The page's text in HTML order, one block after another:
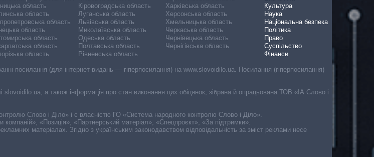
область
область
область
область
область
область
область
Кіровоградська область
Луганська область
Львівська область
Миколаївська область
Одеська область
Полтавська область
Рівненська область
Харківська область
Херсонська область
Хмельницька область
Черкаська область
Чернівецька область
Чернігівська область
Культура
Наука
Національна безпека
Політика
Право
Суспільство
Фінанси
посилання (для інтернет-видань — гіперпосилання) на www.slovoidilo.ua. Посилання (гіперпосилання)
slovoidilo.ua, а також інформація про стан виконання цих обіцянок, зібрана й опрацьована ТОВ «ІА Слово і
Слово і Діло» і є власністю ГО «Система народного контролю Слово і Діло».
«Позиція», «Партнерський матеріал», «Спецпроєкт», «За підтримки».
матеріалах. Згідно з українським законодавством відповідальність за зміст реклами несе